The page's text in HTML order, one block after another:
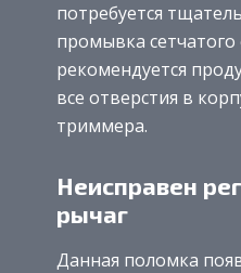
потребуется
промывка
рекомендуется
все отверстия в
триммера.
Неисправен
рычаг
Данная поломка